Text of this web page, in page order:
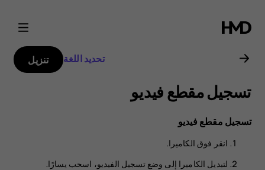
دليل
مستخدم
هاتف
Nokia
8.1
تحديد اللغة تنزيل
تسجيل مقطع فيديو
تسجيل مقطع فيديو
انقر فوق الكاميرا.
لتبديل الكاميرا إلى وضع تسجيل الفيديو، اسحب يسارًا.